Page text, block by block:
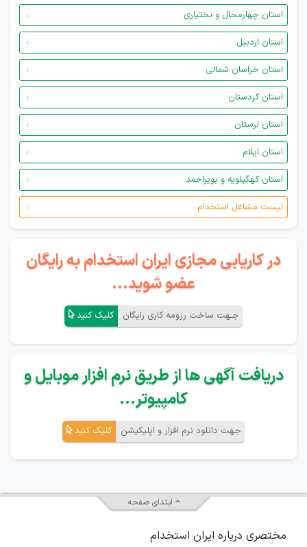
استان چهارمحال و بختیاری
استان اردبیل
استان خراسان شمالی
استان کردستان
استان لرستان
استان ایلام
استان کهگیلویه و بویراحمد
لیست مشاغل استخدام
در کاریابی مجازی ایران استخدام به رایگان
عضو شوید...
جـهت ساخت رزومه کاری رایگان کلیک کنید
دریافت آگهی ها از طریق نرم افزار موبایل و
کامپیوتر...
جهت دانلود نرم افزار و اپلیکیشن کلیک کنید
ابتدای صفحه
مختصری درباره ایران استخدام